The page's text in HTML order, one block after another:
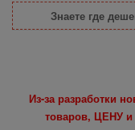
Знаете где
Из-за разработки
товаров, ЦЕНУ